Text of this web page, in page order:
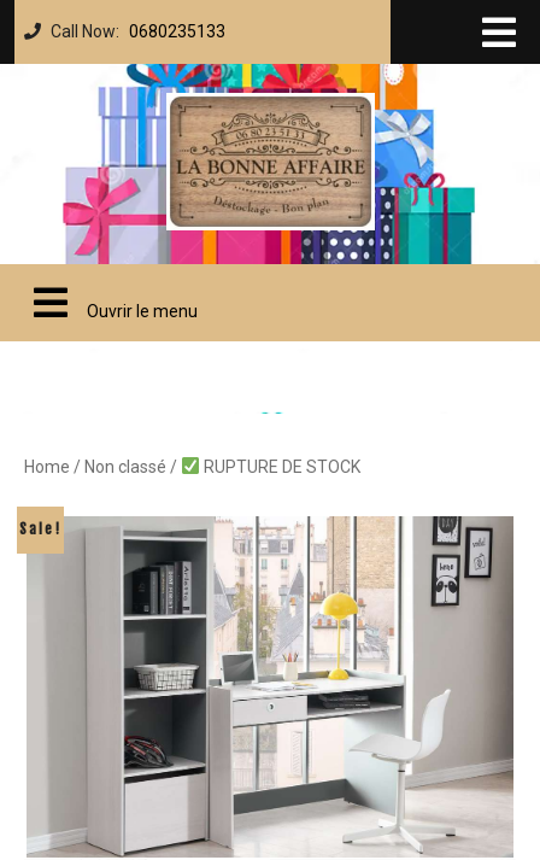
Call Now: 0680235133
Ouvrir le menu
Home / Non classé / RUPTURE DE STOCK
Sale!